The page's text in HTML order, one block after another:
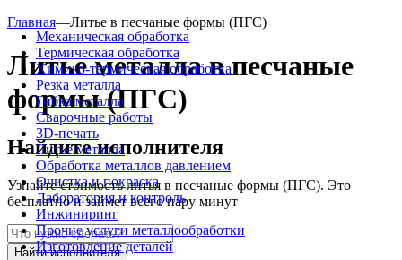
Механическая обработка
Термическая обработка
Химико-термическая обработка
Резка металла
Гибка металла
Сварочные работы
3D-печать
Литьё металла
Обработка металлов давлением
Очистка и покраска
Лаборатория и контроль
Инжиниринг
Прочие услуги металлообработки
Изготовление деталей
Главная—Литье в песчаные формы (ПГС)
Литье металла в песчаные
формы (ПГС)
Найдите исполнителя
Узнайте стоимость литья в песчаные формы (ПГС). Это
бесплатно и займет всего пару минут
Найти исполнителя